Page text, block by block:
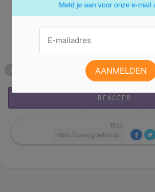
en behoeften. Eén ding blijft
genieten van de muziek!
STREAMEN
REAGEER
DEEL: